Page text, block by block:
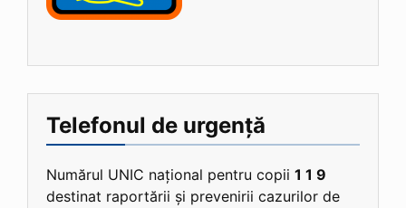
Telefonul de urgență
Numărul UNIC național pentru copii 1 1 9
destinat raportării și prevenirii cazurilor de